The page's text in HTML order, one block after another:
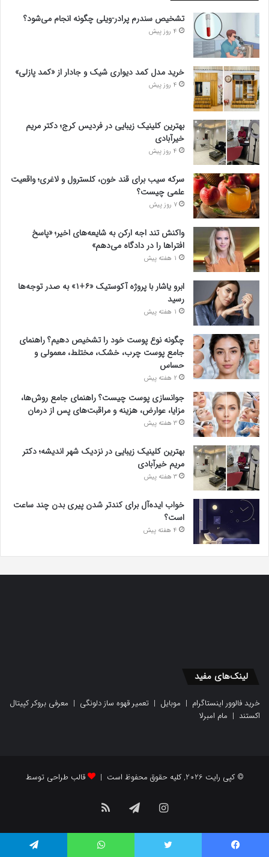
تشخیص سندرم پرادر-ویلی چگونه انجام می‌شود؟
4 روز پیش
خرید مدل کمد دیواری شیک و جادار از «کمد پازلی»
4 روز پیش
بهترین کلینیک زیبایی در فردیس کرج؛ دکتر مریم
خیرآبادی
4 روز پیش
سرکه سیب برای قند خون، کلسترول و لاغری؛ واقعیت
علمی چیست؟
7 روز پیش
واکنش تند اجه ارکن به شایعه‌های اخیر؛ «پاسخ
افتراها را در دادگاه می‌دهم»
1 هفته پیش
ابرو یاشار با پروژه آکوستیک «۶+۱» به صدر توجه‌ها
رسید
1 هفته پیش
چگونه نوع پوست خود را تشخیص دهیم؟ راهنمای
جامع پوست چرب، خشک، مختلط، معمولی و
حساس
2 هفته پیش
جوانسازی پوست چیست؟ راهنمای جامع روش‌ها،
مزایا، عوارض، هزینه و مراقبت‌های پس از درمان
3 هفته پیش
بهترین کلینیک زیبایی در نزدیک شهر اندیشه؛ دکتر
مریم خیرآبادی
3 هفته پیش
خواب ایده‌آل برای کندتر شدن پیری بدن چند ساعت
است؟
4 هفته پیش
لینک‌های مفید
خرید فالوور اینستاگرام | موبایل | تعمیر قهوه ساز دلونگی | معرفی بروکر کپیتال
اکستند | مام امبرلا
© کپی رایت 2026, کلیه حقوق محفوظ است | قالب طراحی توسط
اینستاگرامتلگرامخوراک